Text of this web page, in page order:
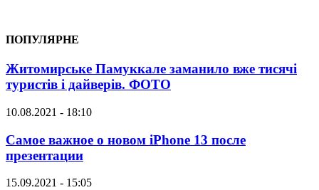
ПОПУЛЯРНЕ
Житомирське Памуккале заманило вже тисячі
туристів і дайверів. ФОТО
10.08.2021 - 18:10
Самое важное о новом iPhone 13 после
презентации
15.09.2021 - 15:05